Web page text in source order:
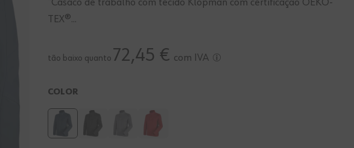
"Casaco de trabalho com tecido Klopman com certificação OEKO-
TEX®...
tão baixo quanto 72,45 € com IVA
COLOR